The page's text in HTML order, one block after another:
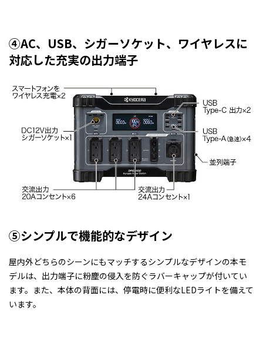
④AC、USB、シガーソケット、ワイヤレスに
対応した充実の出力端子
⑤シンプルで機能的なデザイン
屋内外どちらのシーンにもマッチするシンプルなデザインの本モ
デルは、出力端子に粉塵の侵入を防ぐラバーキャップが付いてい
ます。また、本体の背面には、停電時に便利なLEDライトを備えて
います。